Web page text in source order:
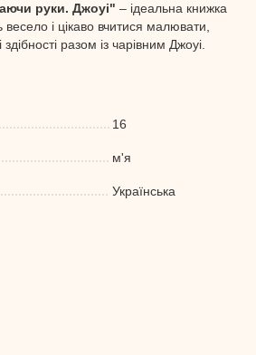
руки. Джоуі" – ідеальна книжка
весело і цікаво вчитися малювати,
разом із чарівним Джоуі.
16
м'я
Українська